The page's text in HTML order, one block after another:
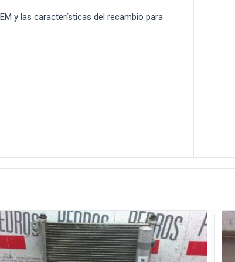
y las características del recambio para